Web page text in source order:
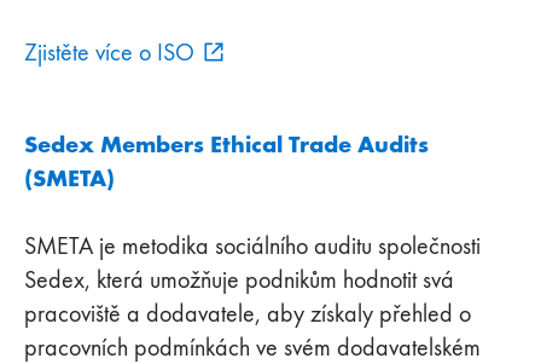
Zjistěte více o ISO
Sedex Members Ethical Trade Audits
(SMETA)
SMETA je metodika sociálního auditu společnosti
Sedex, která umožňuje podnikům hodnotit svá
pracoviště a dodavatele, aby získaly přehled o
pracovních podmínkách ve svém dodavatelském